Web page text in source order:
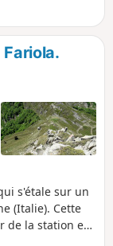
300m attendent
suit un
Toutefois,
et aérienne ,
s'étale sur un
(Italie). Cette
de la station en